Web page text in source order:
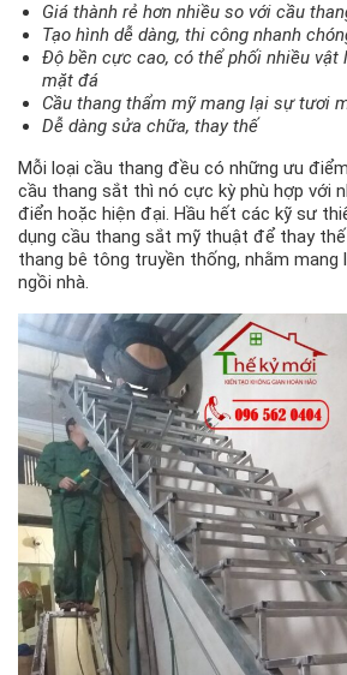
Giá thành rẻ hơn nhiều so với cầu
Tạo hình dễ dàng, thi công nhanh
Độ bền cực cao, có thể phối nhiều vật
mặt đá
Cầu thang thẩm mỹ mang lại sự tươi
Dễ dàng sửa chữa, thay thế
Mỗi loại cầu thang đều có những ưu
cầu thang sắt thì nó cực kỳ phù hợp với
điển hoặc hiện đại. Hầu hết các kỹ sư
dụng cầu thang sắt mỹ thuật để thay
thang bê tông truyền thống, nhằm mang
ngồi nhà.